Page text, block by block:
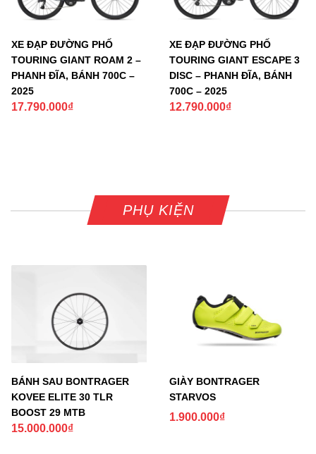
XE ĐẠP ĐƯỜNG PHỐ
TOURING GIANT ROAM 2 –
PHANH ĐĨA, BÁNH 700C –
2025
17.790.000₫
XE ĐẠP ĐƯỜNG PHỐ
TOURING GIANT ESCAPE 3
DISC – PHANH ĐĨA, BÁNH
700C – 2025
12.790.000₫
PHỤ KIỆN
BÁNH SAU BONTRAGER
KOVEE ELITE 30 TLR
BOOST 29 MTB
15.000.000₫
GIÀY BONTRAGER
STARVOS
1.900.000₫